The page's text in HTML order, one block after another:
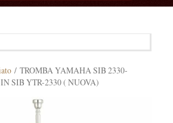
/ TROMBA YAMAHA SIB 2330-
SIB YTR-2330 ( NUOVA)